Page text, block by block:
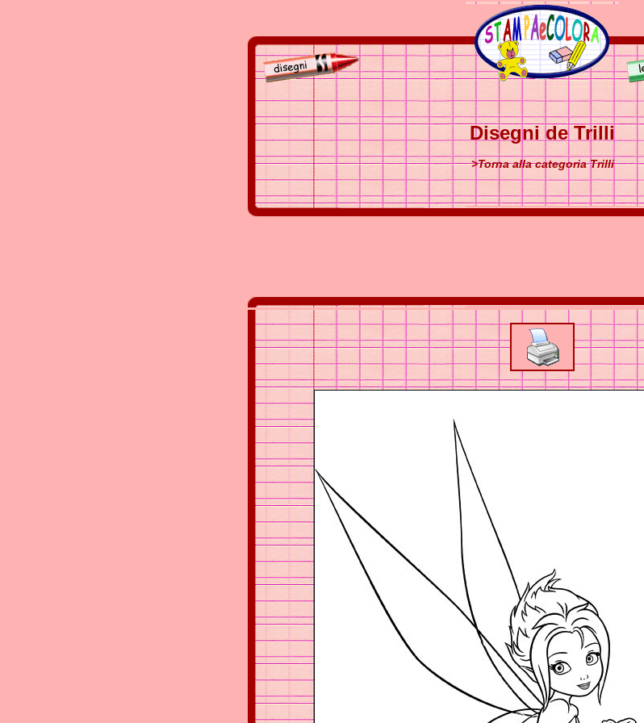
Disegni de Trilli
>Torna alla categoria Trilli